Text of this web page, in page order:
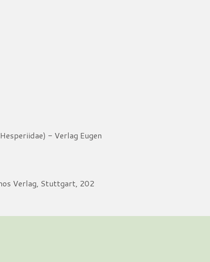
- Verlag Eugen
Verlag, Stuttgart, 202